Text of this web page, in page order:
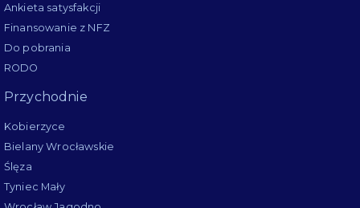
Ankieta satysfakcji
Finansowanie z NFZ
Do pobrania
RODO
Przychodnie
Kobierzyce
Bielany Wrocławskie
Ślęza
Tyniec Mały